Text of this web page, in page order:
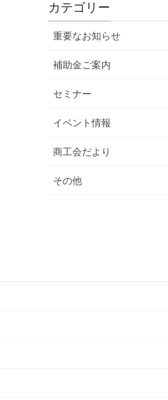
カテゴリー
重要なお知らせ
補助金ご案内
セミナー
イベント情報
商工会だより
その他